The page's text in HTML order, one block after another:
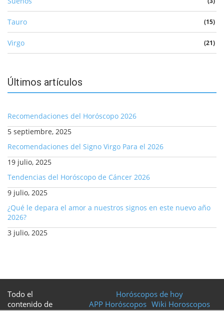
Tauro (15)
Virgo (21)
Últimos artículos
Recomendaciones del Horóscopo 2026
5 septiembre, 2025
Recomendaciones del Signo Virgo Para el 2026
19 julio, 2025
Tendencias del Horóscopo de Cáncer 2026
9 julio, 2025
¿Qué le depara el amor a nuestros signos en este nuevo año
2026?
3 julio, 2025
Todo el
contenido de
Horóscopos de hoy
APP Horóscopos Wiki Horoscopos